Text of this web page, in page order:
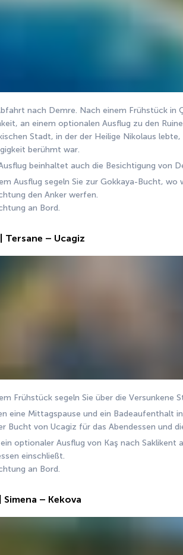
nach Demre. Nach einem Frühstück in
an einem optionalen Ausflug zu den
Stadt, in der der Heilige Nikolaus
berühmt war.
beinhaltet auch die Besichtigung von
Ausflug segeln Sie zur Gokkaya-Bucht, wo
den Anker werfen.
an Bord.
Tersane – Ucagiz
Frühstück segeln Sie über die Versunkene
eine Mittagspause und ein Badeaufenthalt
Bucht von Ucagiz für das Abendessen und
optionaler Ausflug von Kaş nach Saklikent
einschließt.
an Bord.
Simena – Kekova